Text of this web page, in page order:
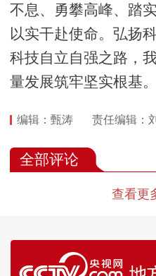
不息、勇攀高峰、踏
以实干赴使命。弘扬
科技自立自强之路，
量发展筑牢坚实根基。
编辑：甄涛 责任编辑：
全部评论
查看更